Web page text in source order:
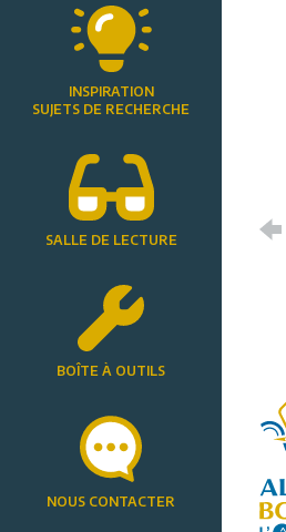
INSPIRATION
SUJETS DE RECHERCHE
SALLE DE LECTURE
BOÎTE À OUTILS
NOUS CONTACTER